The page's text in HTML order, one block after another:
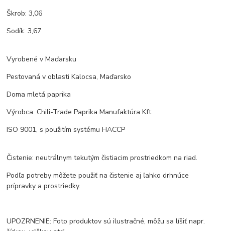
Škrob: 3,06
Sodík: 3,67
Vyrobené v Maďarsku
Pestovaná v oblasti Kalocsa, Maďarsko
Doma mletá paprika
Výrobca: Chili-Trade Paprika Manufaktúra Kft.
ISO 9001, s použitím systému HACCP
Čistenie: neutrálnym tekutým čistiacim prostriedkom na riad.
Podľa potreby môžete použiť na čistenie aj ľahko drhnúce
prípravky a prostriedky.
UPOZRNENIE: Foto produktov sú ilustračné, môžu sa líšiť napr.